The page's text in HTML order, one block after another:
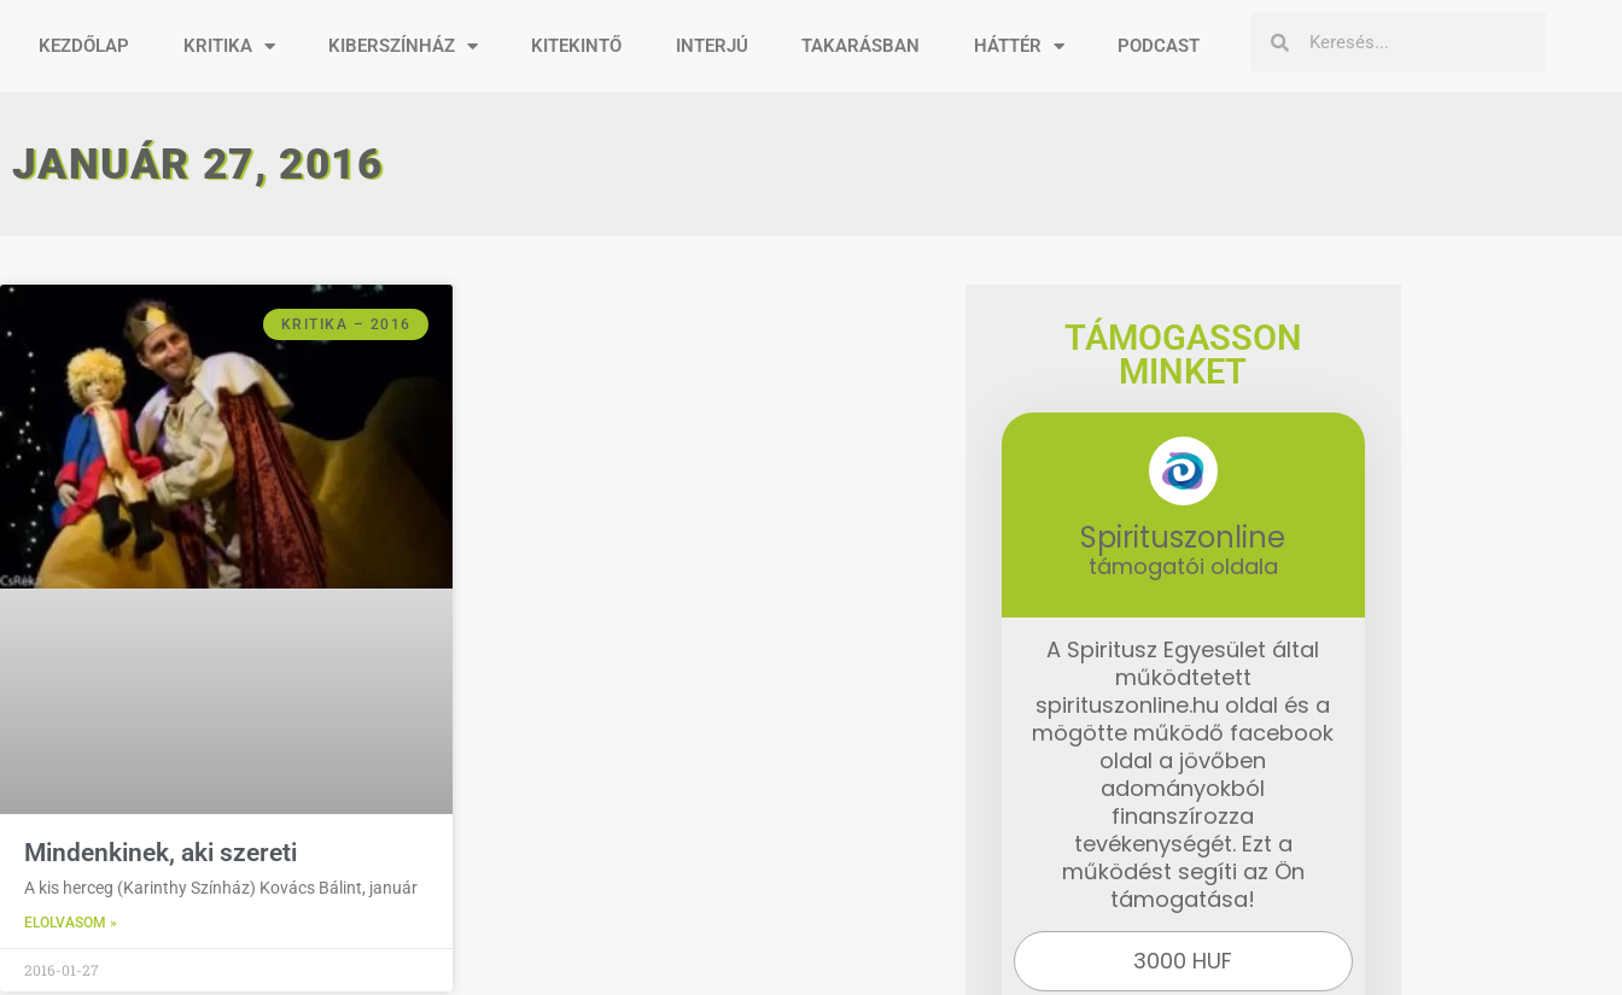
KEZDŐLAP KRITIKA KIBERSZÍNHÁZ KITEKINTŐ INTERJÚ TAKARÁSBAN HÁTTÉR PODCAST
JANUÁR 27, 2016
KRITIKA – 2016
Mindenkinek, aki szereti
A kis herceg (Karinthy Színház) Kovács Bálint, január
ELOLVASOM »
2016-01-27
TÁMOGASSON
MINKET
Spirituszonline
támogatói oldala
A Spiritusz Egyesület által
működtetett
spirituszonline.hu oldal és a
mögötte működő facebook
oldal a jövőben
adományokból
finanszírozza
tevékenységét. Ezt a
működést segíti az Ön
támogatása!
3000 HUF